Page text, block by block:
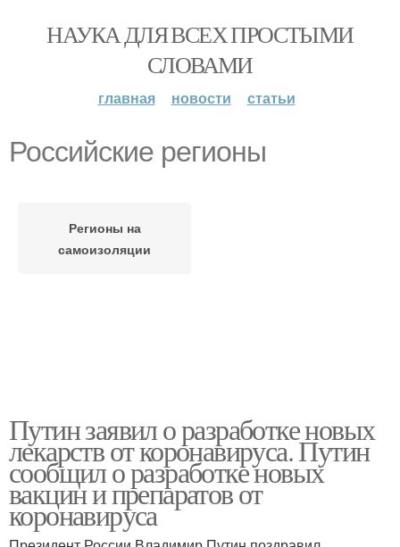
НАУКА ДЛЯ ВСЕХ ПРОСТЫМИ
СЛОВАМИ
главная новости статьи
Российские регионы
Регионы на
самоизоляции
Путин заявил о разработке новых
лекарств от коронавируса. Путин
сообщил о разработке новых
вакцин и препаратов от
коронавируса